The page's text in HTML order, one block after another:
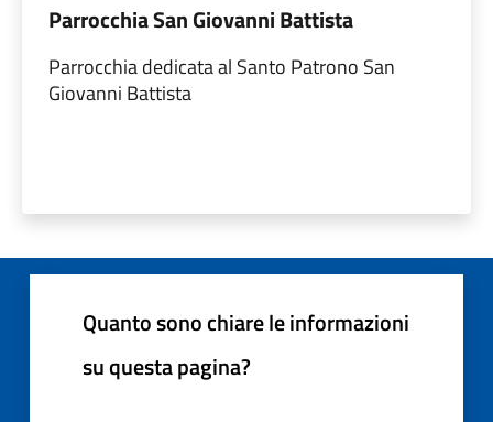
Parrocchia San Giovanni Battista
Parrocchia dedicata al Santo Patrono San
Giovanni Battista
Quanto sono chiare le informazioni
su questa pagina?